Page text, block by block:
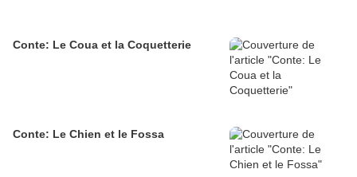
Conte: Le Coua et la Coquetterie
Conte: Le Chien et le Fossa